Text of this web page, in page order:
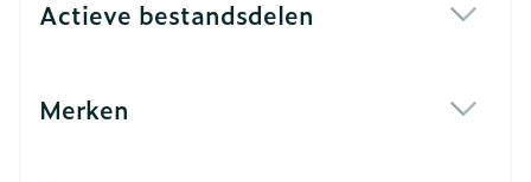
Actieve bestandsdelen
Merken